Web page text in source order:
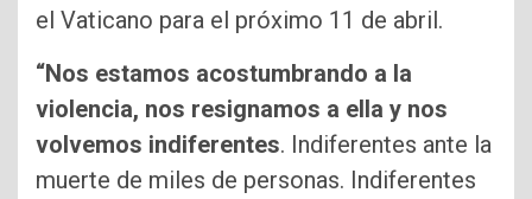
el Vaticano para el próximo 11 de abril.
“Nos estamos acostumbrando a la
violencia, nos resignamos a ella y nos
volvemos indiferentes. Indiferentes ante la
muerte de miles de personas. Indiferentes